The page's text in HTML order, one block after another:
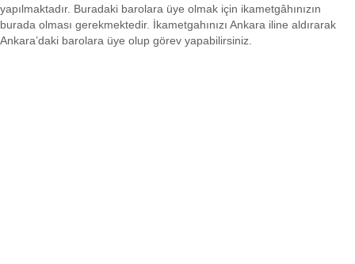
yapılmaktadır. Buradaki barolara üye olmak için ikametgâhınızın
burada olması gerekmektedir. İkametgahınızı Ankara iline aldırarak
Ankara’daki barolara üye olup görev yapabilirsiniz.